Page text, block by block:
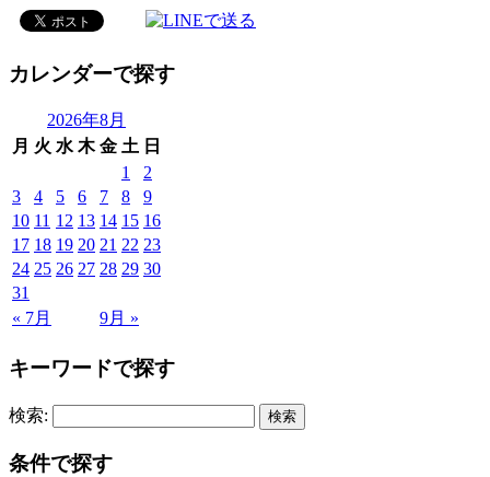
カレンダーで探す
2026年8月
月 火 水 木 金 土 日
« 7月 9月 »
1
2
3
4 5 6 7 8
9
10 11 12 13 14 15 16
17 18 19 20 21 22 23
24 25 26 27 28 29 30
31
キーワードで探す
検索:
条件で探す